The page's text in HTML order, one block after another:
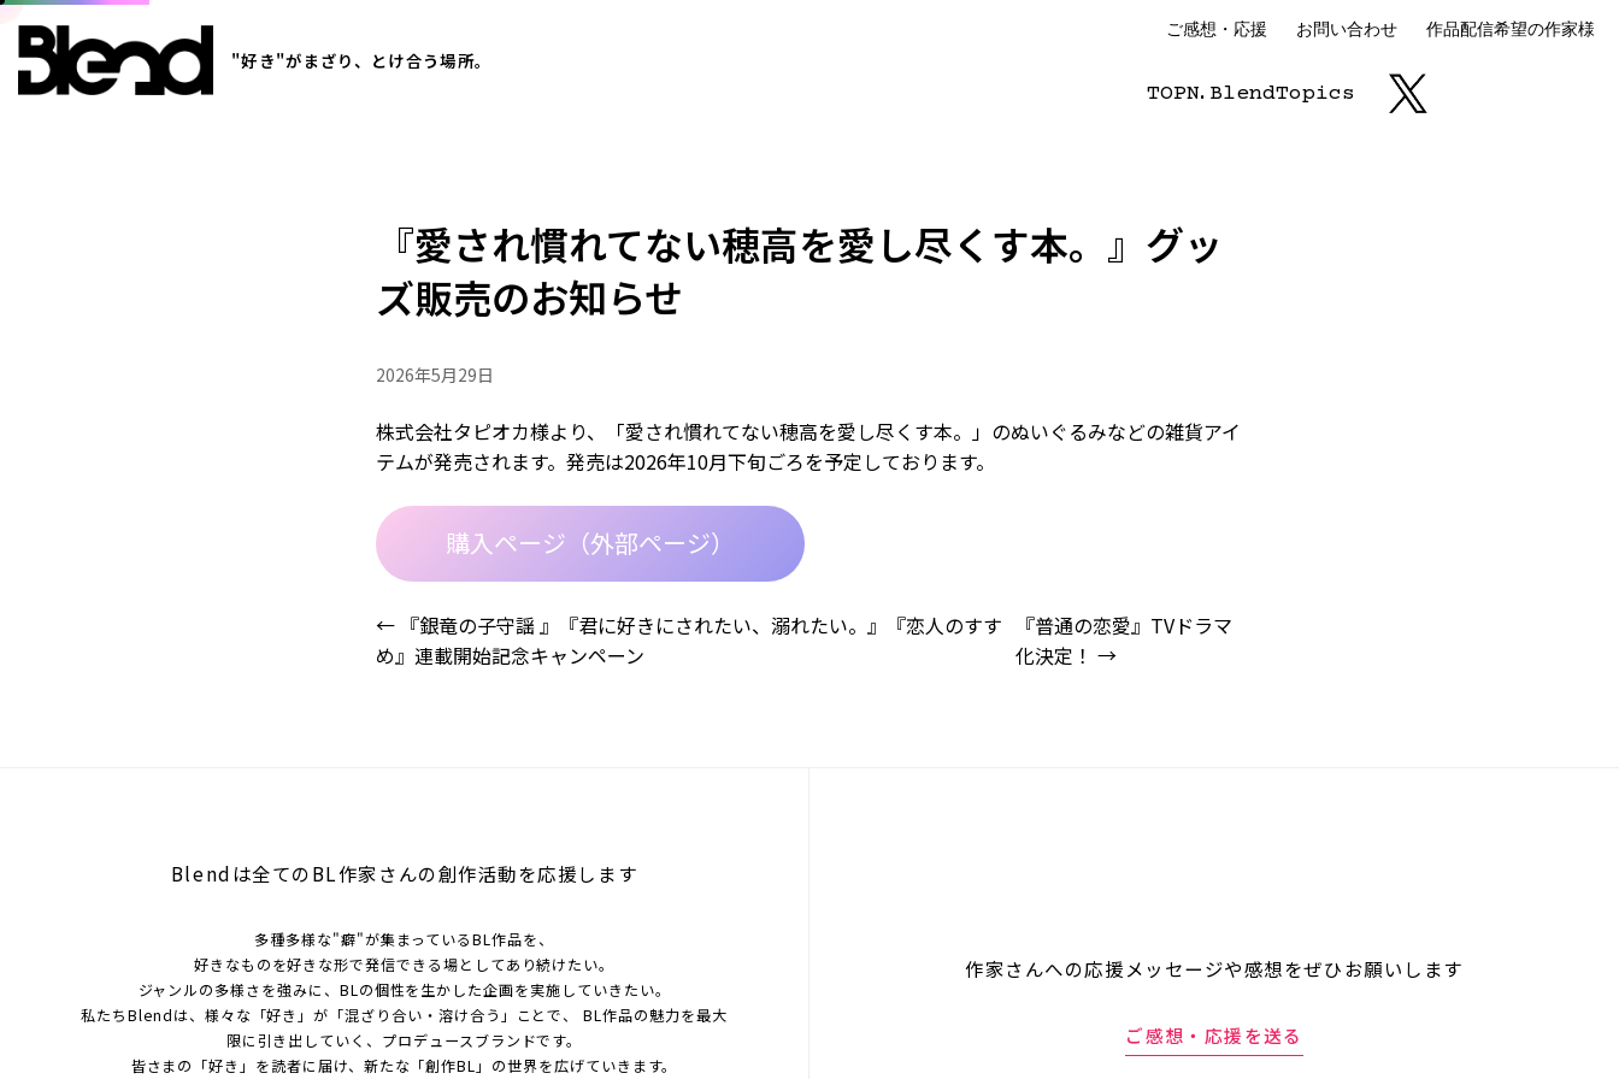
"好き"がまざり、とけ合う場所。
ご感想・応援 お問い合わせ 作品配信希望の作家様
TOPN. BlendTopics
『愛され慣れてない穂高を愛し尽くす本。』グッ
ズ販売のお知らせ
2026年5月29日
株式会社タピオカ様より、「愛され慣れてない穂高を愛し尽くす本。」のぬいぐるみなどの雑貨アイ
テムが発売されます。発売は2026年10月下旬ごろを予定しております。
購入ページ（外部ページ）
ゲ
ー
シ
ョ
ン
← 『銀竜の子守謡 』『君に好きにされたい、溺れたい。』『恋人のすす
め』連載開始記念キャンペーン
『普通の恋愛』TVドラマ
化決定！→
Blendは全てのBL作家さんの創作活動を応援します
多種多様な"癖"が集まっているBL作品を、
好きなものを好きな形で発信できる場としてあり続けたい。
ジャンルの多様さを強みに、BLの個性を生かした企画を実施していきたい。
私たちBlendは、様々な「好き」が「混ざり合い・溶け合う」ことで、 BL作品の魅力を最大
限に引き出していく、プロデュースブランドです。
皆さまの「好き」を読者に届け、新たな「創作BL」の世界を広げていきます。
作家さんへの応援メッセージや感想をぜひお願いします
ご感想・応援を送る